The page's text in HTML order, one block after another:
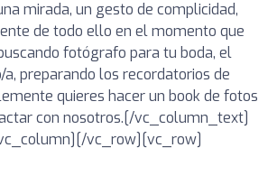
mirada, un gesto de complicidad,
de todo ello en el momento que
fotógrafo para tu boda, el
a, preparando los recordatorios de
quieres hacer un book de fotos
con nosotros.[/vc_column_text]
vc_row][vc_row]